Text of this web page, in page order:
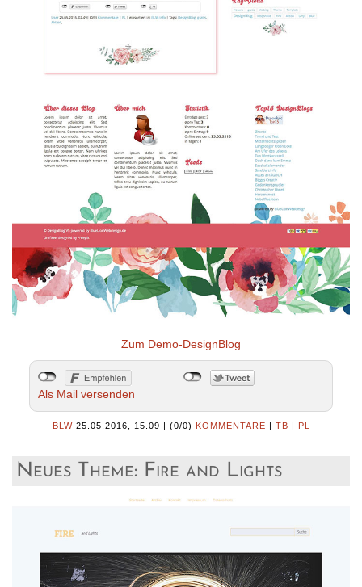
Zum Demo-DesignBlog
Als Mail versenden
BLW 25.05.2016, 15.09 | (0/0) KOMMENTARE | TB | PL
Neues Theme: Fire and Lights